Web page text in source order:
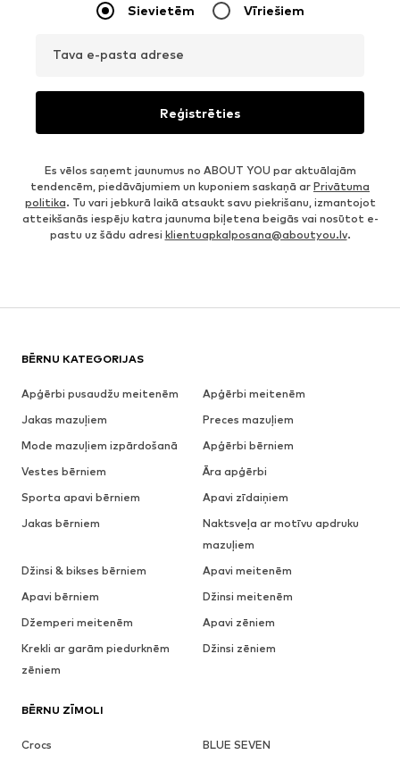
Sievietēm Vīriešiem
Tava e-pasta adrese
Reģistrēties
Es vēlos saņemt jaunumus no ABOUT YOU par aktuālajām
tendencēm, piedāvājumiem un kuponiem saskaņā ar Privātuma
politika. Tu vari jebkurā laikā atsaukt savu piekrišanu, izmantojot
atteikšanās iespēju katra jaunuma biļetena beigās vai nosūtot e-
pastu uz šādu adresi klientuapkalposana@aboutyou.lv.
BĒRNU KATEGORIJAS
Apģērbi pusaudžu meitenēm
Apģērbi meitenēm
Jakas mazuļiem
Preces mazuļiem
Mode mazuļiem izpārdošanā
Apģērbi bērniem
Vestes bērniem
Āra apģērbi
Sporta apavi bērniem
Apavi zīdaiņiem
Jakas bērniem
Naktsveļa ar motīvu apdruku
mazuļiem
Džinsi & bikses bērniem
Apavi meitenēm
Apavi bērniem
Džinsi meitenēm
Džemperi meitenēm
Apavi zēniem
Krekli ar garām piedurknēm
zēniem
Džinsi zēniem
BĒRNU ZĪMOLI
Crocs
BLUE SEVEN